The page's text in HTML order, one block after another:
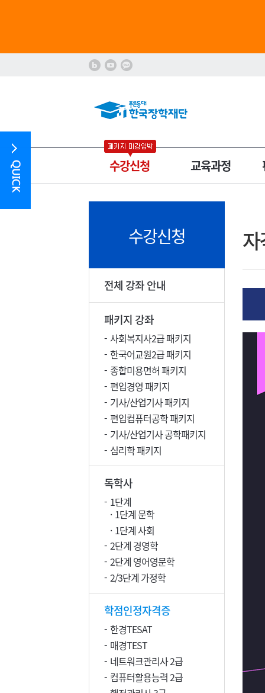
수강신청 교육과정
수강신청
전체 강좌 안내
패키지 강좌
사회복지사2급 패키지
한국어교원2급 패키지
종합미용면허 패키지
편입경영 패키지
기사/산업기사 패키지
편입컴퓨터공학 패키지
기사/산업기사 공학패키지
심리학 패키지
독학사
1단계
1단계 문학
1단계 사회
2단계 경영학
2단계 영어영문학
2/3단계 가정학
학점인정자격증
한경TESAT
매경TEST
네트워크관리사 2급
컴퓨터활용능력 2급